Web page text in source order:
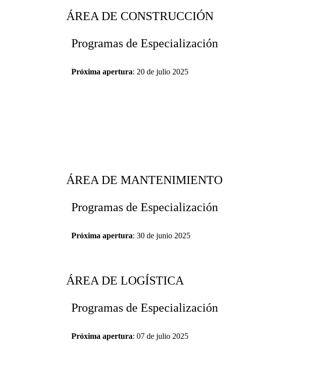
ÁREA DE CONSTRUCCIÓN
Programas de Especialización
Próxima apertura: 20 de julio 2025
ÁREA DE MANTENIMIENTO
Programas de Especialización
Próxima apertura: 30 de junio 2025
ÁREA DE LOGÍSTICA
Programas de Especialización
Próxima apertura: 07 de julio 2025